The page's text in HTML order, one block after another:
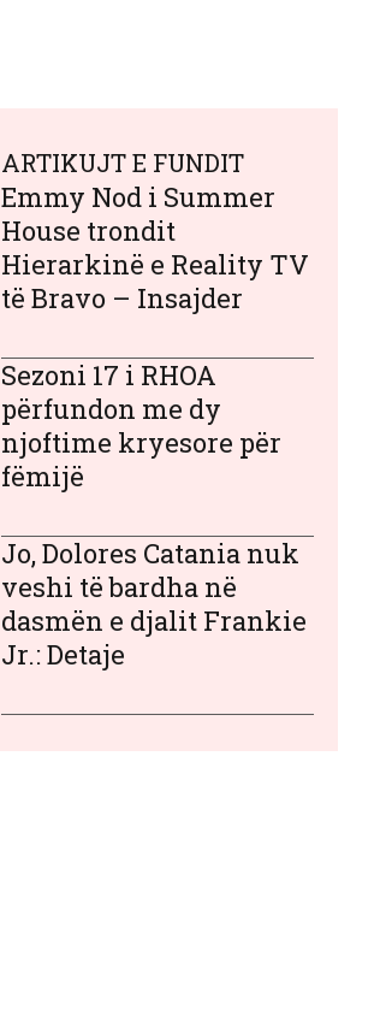
ARTIKUJT E FUNDIT
Emmy Nod i Summer
House trondit
Hierarkinë e Reality TV
të Bravo – Insajder
Sezoni 17 i RHOA
përfundon me dy
njoftime kryesore për
fëmijë
Jo, Dolores Catania nuk
veshi të bardha në
dasmën e djalit Frankie
Jr.: Detaje